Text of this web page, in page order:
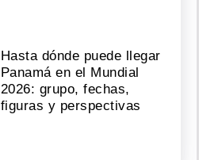
Hasta dónde puede llegar
Panamá en el Mundial
2026: grupo, fechas,
figuras y perspectivas